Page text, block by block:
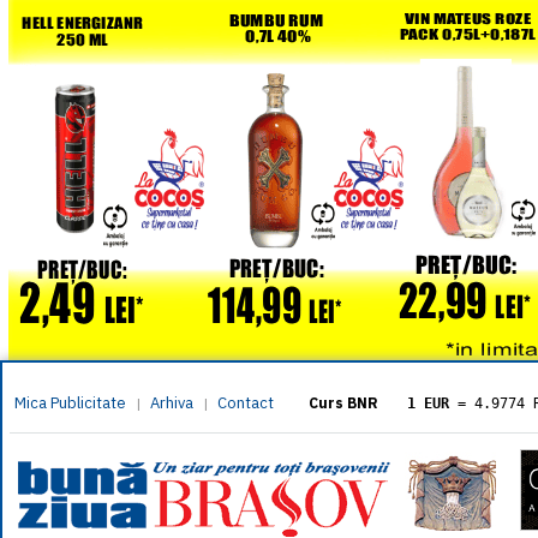
Mica Publicitate | Arhiva | Contact Curs BNR 1 EUR = 4.9774
= 5.8304
1 XAU= 464.4611
1 AED= 1.1933
1 AUD= 2.7957
1 BGN= 2.5449